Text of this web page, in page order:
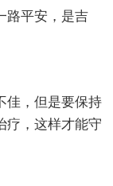
路平安，是吉
佳，但是要保持
疗，这样才能守